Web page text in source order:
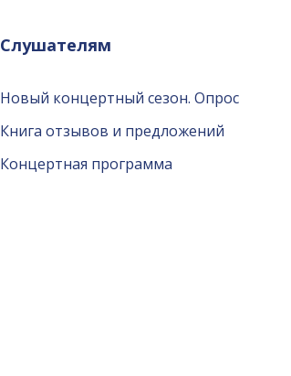
Слушателям
Новый концертный сезон. Опрос
Книга отзывов и предложений
Концертная программа